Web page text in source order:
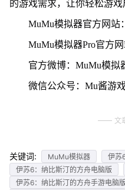
的游戏需求，让你轻松游戏
MuMu模拟器官方网站
MuMu模拟器Pro官方网
官方微博：MuMu模拟
微信公众号：Mu酱游
文
关键词: MuMu模拟器
伊苏
伊苏6：纳比斯汀的方舟电脑版
伊苏6：纳比斯汀的方舟手游电脑版